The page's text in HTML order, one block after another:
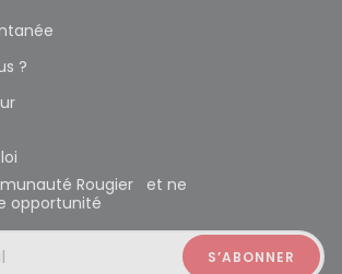
?
Rougier et ne
opportunité